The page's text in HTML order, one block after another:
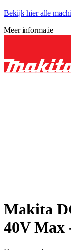
Bekijk hier alle
Meer informatie
Makita
40V Max